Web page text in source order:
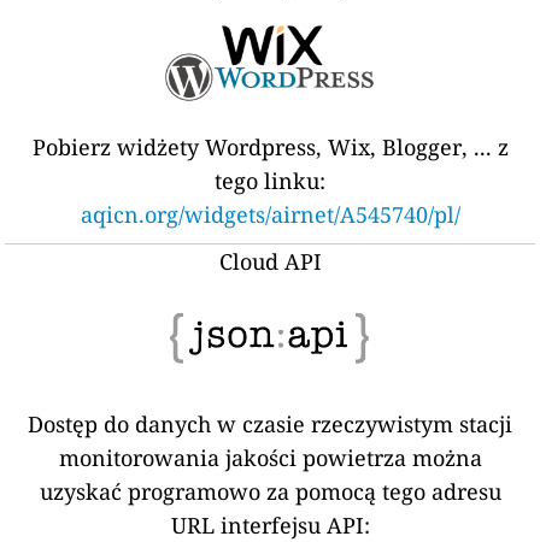
Pobierz widżety Wordpress, Wix, Blogger, ... z
tego linku:
aqicn.org/widgets/airnet/A545740/pl/
Cloud API
Dostęp do danych w czasie rzeczywistym stacji
monitorowania jakości powietrza można
uzyskać programowo za pomocą tego adresu
URL interfejsu API: